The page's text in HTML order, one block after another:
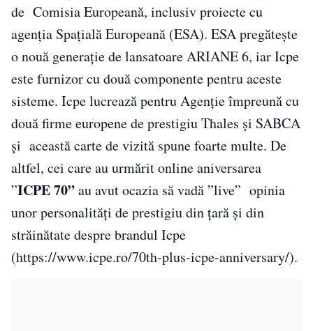
de Comisia Europeană, inclusiv proiecte cu
agenția Spațială Europeană (ESA). ESA pregătește
o nouă generație de lansatoare ARIANE 6, iar Icpe
este furnizor cu două componente pentru aceste
sisteme. Icpe lucrează pentru Agenție împreună cu
două firme europene de prestigiu Thales și SABCA
și această carte de vizită spune foarte multe. De
altfel, cei care au urmărit online aniversarea
”ICPE 70”au avut ocazia să vadă ”live” opinia
unor personalități de prestigiu din țară și din
străinătate despre brandul Icpe
(https://www.icpe.ro/70th-plus-icpe-anniversary/).